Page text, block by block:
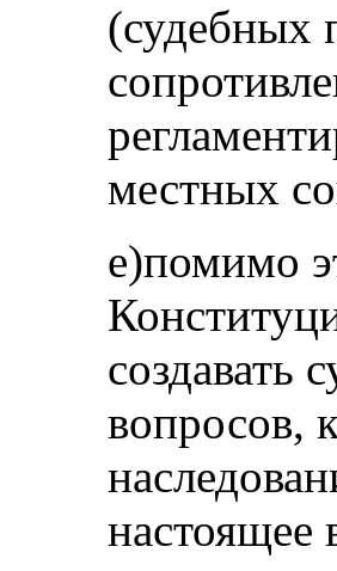
(судебных
местных
е)помимо
создавать
вопросов,
настоящее